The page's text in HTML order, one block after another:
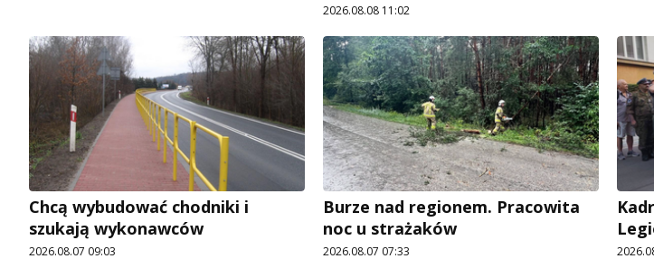
2026.08.08 11:02
Chcą wybudować chodniki i
szukają wykonawców
2026.08.07 09:03
Burze nad regionem. Pracowita
noc u strażaków
2026.08.07 07:33